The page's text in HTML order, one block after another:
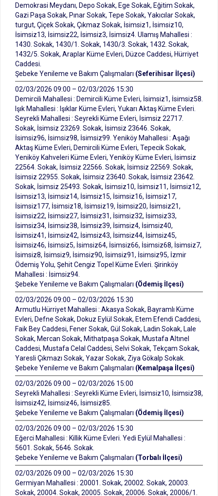
Demokrasi Meydanı, Depo Sokak, Ege Sokak, Eğitim Sokak,
Gazi Paşa Sokak, Pınar Sokak, Tepe Sokak, Yakıcılar Sokak,
turgut, Çiçek Sokak, Çıkmaz Sokak, İsimsiz1, İsimsiz10,
İsimsiz13, İsimsiz22, İsimsiz3, İsimsiz4. Ulamış Mahallesi :
1430. Sokak, 1430/1. Sokak, 1430/3. Sokak, 1432. Sokak,
1432/5. Sokak, Araplar Küme Evleri, Düzce Caddesi, Hürriyet
Caddesi.
Şebeke Yenileme ve Bakım Çalışmaları (Seferihisar İlçesi)
02/03/2026 09:00 – 02/03/2026 15:30
Demircili Mahallesi : Demircili Küme Evleri, İsimsiz1, İsimsiz58.
Işık Mahallesi : Işıklar Küme Evleri, Yukarı Aktaş Küme Evleri.
Seyrekli Mahallesi : Seyrekli Küme Evleri, İsimsiz 22717.
Sokak, İsimsiz 23269. Sokak, İsimsiz 23646. Sokak,
İsimsiz96, İsimsiz98, İsimsiz99. Yeniköy Mahallesi : Aşağı
Aktaş Küme Evleri, Demircili Küme Evleri, Tepecik Sokak,
Yeniköy Kahveleri Küme Evleri, Yeniköy Küme Evleri, İsimsiz
22564. Sokak, İsimsiz 22566. Sokak, İsimsiz 22569. Sokak,
İsimsiz 22955. Sokak, İsimsiz 23640. Sokak, İsimsiz 23642.
Sokak, İsimsiz 25493. Sokak, İsimsiz10, İsimsiz11, İsimsiz12,
İsimsiz13, İsimsiz14, İsimsiz15, İsimsiz16, İsimsiz17,
İsimsiz177, İsimsiz18, İsimsiz19, İsimsiz20, İsimsiz21,
İsimsiz22, İsimsiz27, İsimsiz31, İsimsiz32, İsimsiz33,
İsimsiz34, İsimsiz38, İsimsiz39, İsimsiz4, İsimsiz40,
İsimsiz41, İsimsiz42, İsimsiz43, İsimsiz44, İsimsiz45,
İsimsiz46, İsimsiz5, İsimsiz64, İsimsiz66, İsimsiz68, İsimsiz7,
İsimsiz8, İsimsiz9, İsimsiz90, İsimsiz91, İsimsiz95, İzmir
Ödemiş Yolu, Şehit Cengiz Topel Küme Evleri. Şirinköy
Mahallesi : İsimsiz94.
Şebeke Yenileme ve Bakım Çalışmaları (Ödemiş İlçesi)
02/03/2026 09:00 – 02/03/2026 15:30
Armutlu Hürriyet Mahallesi : Akasya Sokak, Bayramlı Küme
Evleri, Defne Sokak, Dokuz Eylül Sokak, Etem Efendi Caddesi,
Faik Bey Caddesi, Fener Sokak, Gül Sokak, Ladin Sokak, Lale
Sokak, Mercan Sokak, Mithatpaşa Sokak, Mustafa Altınel
Caddesi, Mustafa Celal Caddesi, Selvi Sokak, Tekçam Sokak,
Yaresli Çıkmazı Sokak, Yazar Sokak, Ziya Gökalp Sokak.
Şebeke Yenileme ve Bakım Çalışmaları (Kemalpaşa İlçesi)
02/03/2026 09:00 – 02/03/2026 15:00
Seyrekli Mahallesi : Seyrekli Küme Evleri, İsimsiz10, İsimsiz38,
İsimsiz42, İsimsiz46, İsimsiz85.
Şebeke Yenileme ve Bakım Çalışmaları (Ödemiş İlçesi)
02/03/2026 09:00 – 02/03/2026 15:30
Eğerci Mahallesi : Killik Küme Evleri. Yedi Eylül Mahallesi :
5601. Sokak, 5646. Sokak.
Şebeke Yenileme ve Bakım Çalışmaları (Torbalı İlçesi)
02/03/2026 09:00 – 02/03/2026 15:30
Germiyan Mahallesi : 20001. Sokak, 20002. Sokak, 20003.
Sokak, 20004. Sokak, 20005. Sokak, 20006. Sokak, 20006/1.